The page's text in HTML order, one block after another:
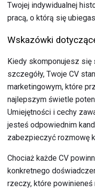
Twojej indywidualnej
pracą, o którą się
Wskazówki
Kiedy skomponujesz się
szczegóły, Twoje CV
marketingowym, które
najlepszym świetle
Umiejętności i cechy
jesteś odpowiednim
zabezpieczyć rozmowę
Chociaż każde CV
konkretnego
rzeczy, które